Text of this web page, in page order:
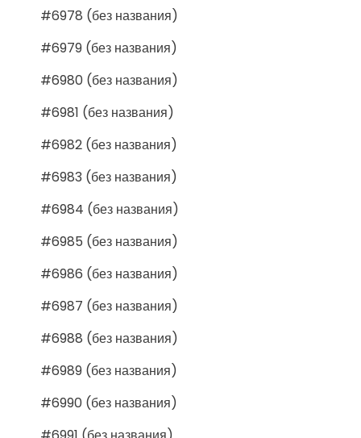
#6978 (без названия)
#6979 (без названия)
#6980 (без названия)
#6981 (без названия)
#6982 (без названия)
#6983 (без названия)
#6984 (без названия)
#6985 (без названия)
#6986 (без названия)
#6987 (без названия)
#6988 (без названия)
#6989 (без названия)
#6990 (без названия)